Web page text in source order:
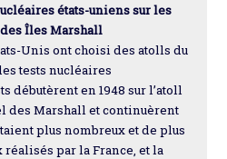
états-uniens sur les
Îles Marshall
Unis ont choisi des atolls du
tests nucléaires
débutèrent en 1948 sur l’atoll
des Marshall et continuèrent
plus nombreux et de plus
réalisés par la France, et la